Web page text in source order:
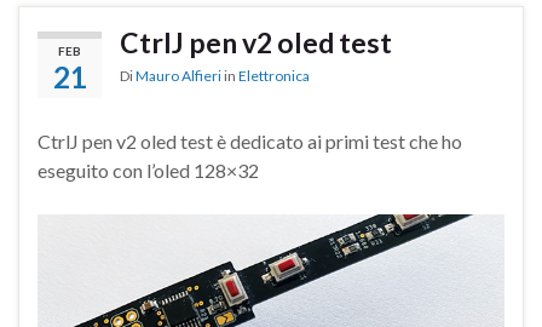
FEB
21
CtrlJ pen v2 oled test
DiMauro Alfieri in Elettronica
CtrlJ pen v2 oled test è dedicato ai primi test che ho
eseguito con l’oled 128×32